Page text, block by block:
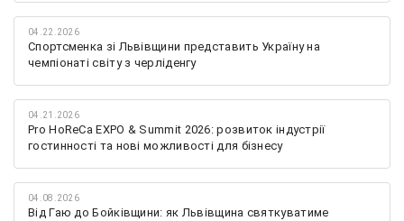
04.22.2026
Спортсменка зі Львівщини представить Україну на
чемпіонаті світу з черліденгу
04.21.2026
Pro HoReCa EXPO & Summit 2026: розвиток індустрії
гостинності та нові можливості для бізнесу
04.08.2026
Від Гаю до Бойківщини: як Львівщина святкуватиме